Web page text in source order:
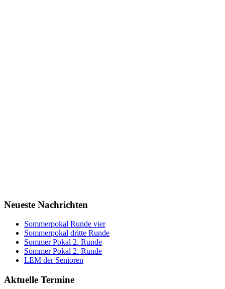
Neueste Nachrichten
Sommerpokal Runde vier
Sommerpokal dritte Runde
Sommer Pokal 2. Runde
Sommer Pokal 2. Runde
LEM der Senioren
Aktuelle Termine